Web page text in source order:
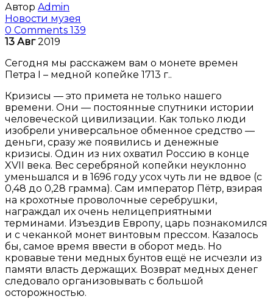
Автор Admin
Новости музея
0 Comments 139
13 Авг2019
Сегодня мы расскажем вам о монете времен
Петра I – медной копейке 1713 г..
Кризисы — это примета не только нашего
времени. Они — постоянные спутники истории
человеческой цивилизации. Как только люди
изобрели универсальное обменное средство —
деньги, сразу же появились и денежные
кризисы. Один из них охватил Россию в конце
XVII века. Вес серебряной копейки неуклонно
уменьшался и в 1696 году усох чуть ли не вдвое (с
0,48 до 0,28 грамма). Сам император Пётр, взирая
на крохотные проволочные серебрушки,
награждал их очень нелицеприятными
терминами. Изъездив Европу, царь познакомился
и с чеканкой монет винтовым прессом. Казалось
бы, самое время ввести в оборот медь. Но
кровавые тени медных бунтов ещё не исчезли из
памяти власть держащих. Возврат медных денег
следовало организовывать с большой
осторожностью.